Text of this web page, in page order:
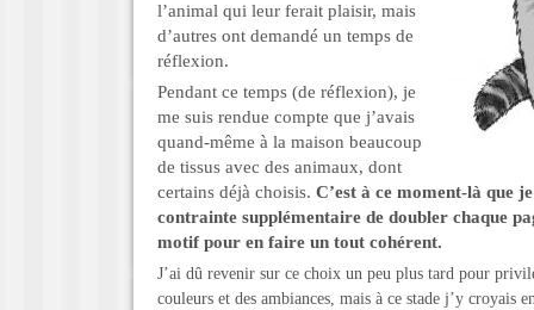
l’animal qui leur ferait plaisir, mais
d’autres ont demandé un temps de
réflexion.
Pendant ce temps (de réflexion), je
me suis rendue compte que j’avais
quand-même à la maison beaucoup
de tissus avec des animaux, dont
certains déjà choisis. C’est à ce moment-là que
contrainte supplémentaire de doubler chaque
motif pour en faire un tout cohérent.
J’ai dû revenir sur ce choix un peu plus tard pour
couleurs et des ambiances, mais à ce stade j’y croyais